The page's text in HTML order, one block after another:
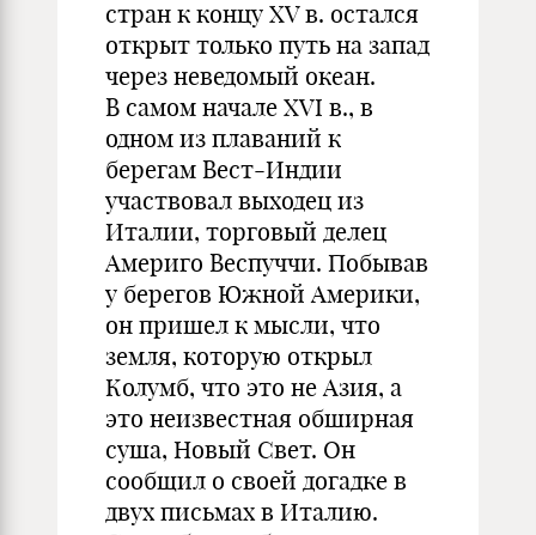
стран к концу XV в. остался
открыт только путь на запад
через неведомый океан.
В самом начале XVI в., в
одном из плаваний к
берегам Вест-Индии
участвовал выходец из
Италии, торговый делец
Америго Веспуччи. Побывав
у берегов Южной Америки,
он пришел к мысли, что
земля, которую открыл
Колумб, что это не Азия, а
это неизвестная обширная
суша, Новый Свет. Он
сообщил о своей догадке в
двух письмах в Италию.